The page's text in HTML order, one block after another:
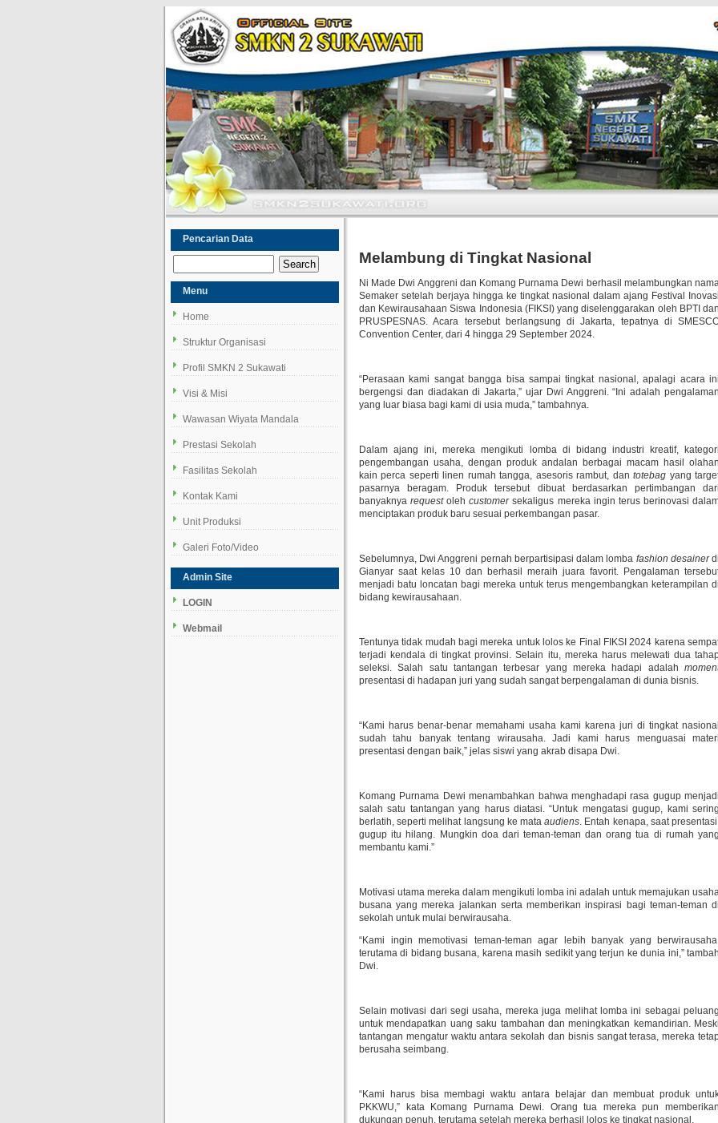
Pencarian Data
Menu
Home
Struktur Organisasi
Profil SMKN 2 Sukawati
Visi & Misi
Wawasan Wiyata Mandala
Prestasi Sekolah
Fasilitas Sekolah
Kontak Kami
Unit Produksi
Galeri Foto/Video
Admin Site
LOGIN
Webmail
Melambung di Tingkat Nasional
Ni Made Dwi Anggreni dan Komang Purnama Dewi berhasil melambungkan
Semaker setelah berjaya hingga ke tingkat nasional dalam ajang Festival Inovasi
dan Kewirausahaan Siswa Indonesia (FIKSI) yang diselenggarakan oleh BPTI dan
PRUSPESNAS. Acara tersebut berlangsung di Jakarta, tepatnya di
Convention Center, dari 4 hingga 29 September 2024.
“Perasaan kami sangat bangga bisa sampai tingkat nasional, apalagi acara ini
bergengsi dan diadakan di Jakarta,” ujar Dwi Anggreni. “Ini adalah pengalaman
yang luar biasa bagi kami di usia muda,” tambahnya.
Dalam ajang ini, mereka mengikuti lomba di bidang industri kreatif, kategori
pengembangan usaha, dengan produk andalan berbagai macam hasil olahan
kain perca seperti linen rumah tangga, asesoris rambut, dantotebag yang
pasarnya beragam. Produk tersebut dibuat berdasarkan pertimbangan dari
banyaknyarequestolehcustomersekaligus mereka ingin terus berinovasi
menciptakan produk baru sesuai perkembangan pasar.
Sebelumnya, Dwi Anggreni pernah berpartisipasi dalam lomba fashion desainerdi
Gianyar saat kelas 10 dan berhasil meraih juara favorit. Pengalaman
menjadi batu loncatan bagi mereka untuk terus mengembangkan keterampilan di
bidang kewirausahaan.
Tentunya tidak mudah bagi mereka untuk lolos ke Final FIKSI 2024 karena
terjadi kendala di tingkat provinsi. Selain itu, mereka harus melewati dua
seleksi. Salah satu tantangan terbesar yang mereka hadapi adalah
presentasi di hadapan juri yang sudah sangat berpengalaman di dunia bisnis.
“Kami harus benar-benar memahami usaha kami karena juri di tingkat nasional
sudah tahu banyak tentang wirausaha. Jadi kami harus menguasai materi
presentasi dengan baik,” jelas siswi yang akrab disapa Dwi.
Komang Purnama Dewi menambahkan bahwa menghadapi rasa gugup menjadi
salah satu tantangan yang harus diatasi. “Untuk mengatasi gugup, kami sering
berlatih, seperti melihat langsung ke mataaudiens. Entah kenapa, saat
gugup itu hilang. Mungkin doa dari teman-teman dan orang tua di rumah yang
membantu kami.”
Motivasi utama mereka dalam mengikuti lomba ini adalah untuk memajukan
busana yang mereka jalankan serta memberikan inspirasi bagi teman-teman di
sekolah untuk mulai berwirausaha.
“Kami ingin memotivasi teman-teman agar lebih banyak yang
terutama di bidang busana, karena masih sedikit yang terjun ke dunia ini,” tambah
Dwi.
Selain motivasi dari segi usaha, mereka juga melihat lomba ini sebagai peluang
untuk mendapatkan uang saku tambahan dan meningkatkan kemandirian. Meski
tantangan mengatur waktu antara sekolah dan bisnis sangat terasa, mereka
berusaha seimbang.
“Kami harus bisa membagi waktu antara belajar dan membuat produk
PKKWU,” kata Komang Purnama Dewi. Orang tua mereka pun memberikan
dukungan penuh, terutama setelah mereka berhasil lolos ke tingkat nasional.